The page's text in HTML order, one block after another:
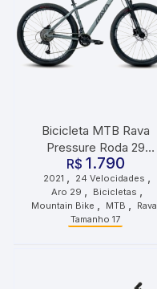
Bicicleta MTB Rava
Pressure Roda 29
Tamanho 17 24
Velocidades 2021 Cinza
Preto
R$ 1.790
2021 , 24 Velocidades ,
Aro 29 , Bicicletas ,
Mountain Bike , MTB , Rava
Tamanho 17